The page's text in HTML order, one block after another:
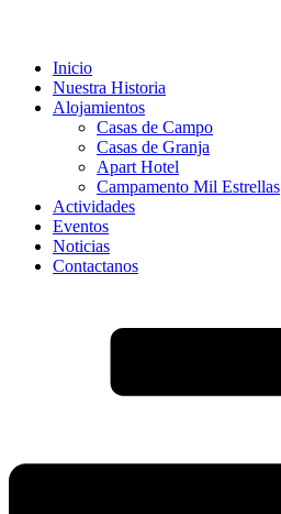
Inicio
Nuestra Historia
Alojamientos
Casas de Campo
Casas de Granja
Apart Hotel
Campamento Mil Estrellas
Actividades
Eventos
Noticias
Contactanos